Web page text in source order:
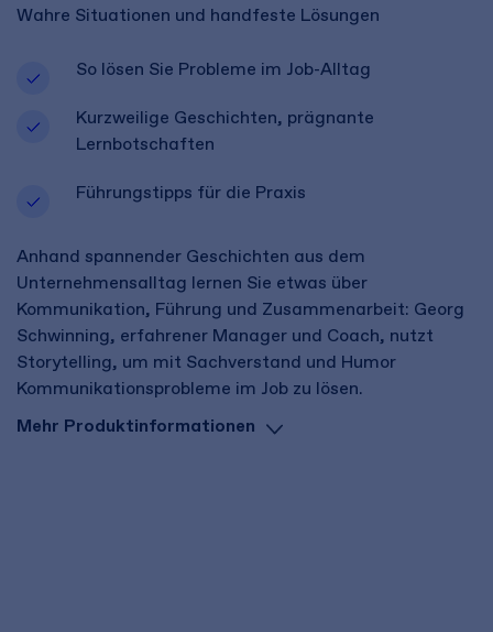
Wahre Situationen und handfeste Lösungen
So lösen Sie Probleme im Job-Alltag
Kurzweilige Geschichten, prägnante
Lernbotschaften
Führungstipps für die Praxis
Anhand spannender Geschichten aus dem
Unternehmensalltag lernen Sie etwas über
Kommunikation, Führung und Zusammenarbeit: Georg
Schwinning, erfahrener Manager und Coach, nutzt
Storytelling, um mit Sachverstand und Humor
Kommunikationsprobleme im Job zu lösen.
Mehr Produktinformationen